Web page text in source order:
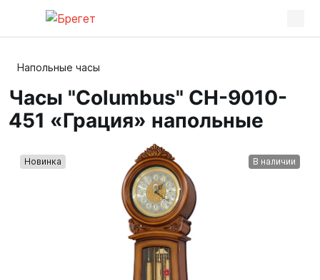
Напольные часы
Часы "Columbus" CH-9010-
451 «Грация» напольные
Новинка В наличии